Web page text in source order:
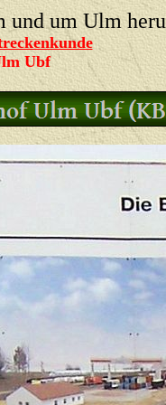
und um Ulm
Ubf